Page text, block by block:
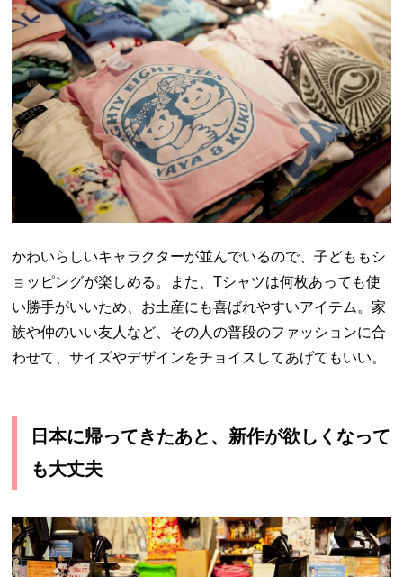
かわいらしいキャラクターが並んでいるので、子どももシ
ョッピングが楽しめる。また、Tシャツは何枚あっても使
い勝手がいいため、お土産にも喜ばれやすいアイテム。家
族や仲のいい友人など、その人の普段のファッションに合
わせて、サイズやデザインをチョイスしてあげてもいい。
日本に帰ってきたあと、新作が欲しくなって
も大丈夫